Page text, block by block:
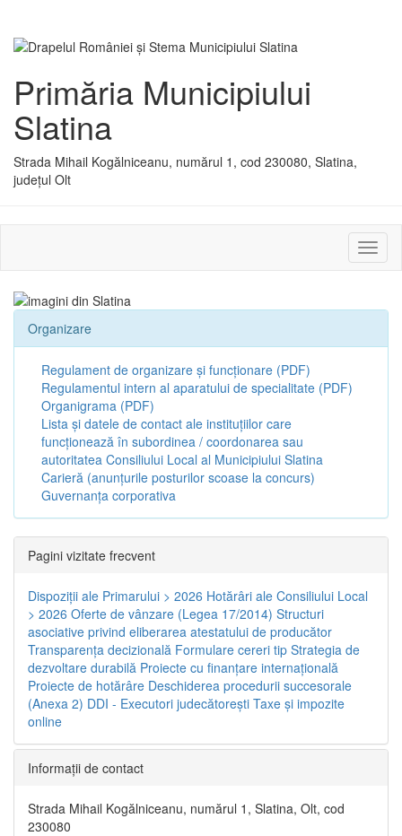
Primăria Municipiului
Slatina
Strada Mihail Kogălniceanu, numărul 1, cod 230080, Slatina,
județul Olt
sau
Organizare
Regulament de organizare și funcționare (PDF)
Regulamentul intern al aparatului de specialitate (PDF)
Organigrama (PDF)
Lista și datele de contact ale instituțiilor care
funcționează în subordinea / coordonarea sau
autoritatea Consiliului Local al Municipiului Slatina
Carieră (anunțurile posturilor scoase la concurs)
Guvernanța corporativa
Pagini vizitate frecvent
Dispoziţii ale Primarului > 2026 Hotărâri ale Consiliului Local
> 2026 Oferte de vânzare (Legea 17/2014) Structuri
asociative privind eliberarea atestatului de producător
Transparenţa decizională Formulare cereri tip Strategia de
dezvoltare durabilă Proiecte cu finanţare internaţională
Proiecte de hotărâre Deschiderea procedurii succesorale
(Anexa 2) DDI - Executori judecătorești Taxe şi impozite
online
Informaţii de contact
Strada Mihail Kogălniceanu, numărul 1, Slatina, Olt, cod
230080